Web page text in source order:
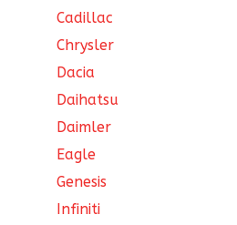
Cadillac
Chrysler
Dacia
Daihatsu
Daimler
Eagle
Genesis
Infiniti